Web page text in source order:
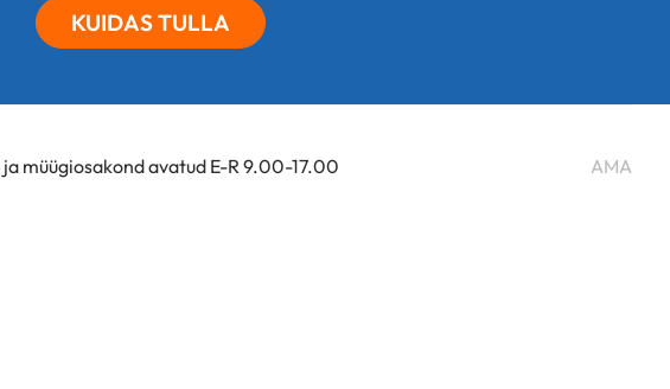
KUIDAS TULLA
ja müügiosakond avatud E-R 9.00-17.00 AMA